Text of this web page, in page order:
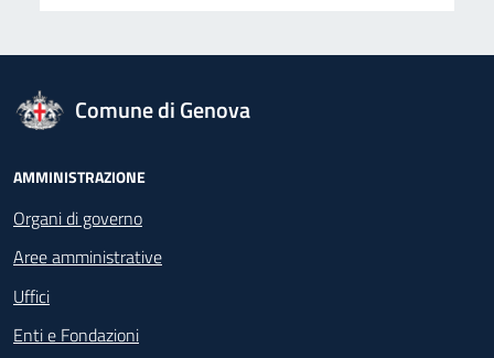
logo Unione Europea
Comune di Genova
Footer - Navigazione
AMMINISTRAZIONE
Organi di governo
Aree amministrative
Uffici
Enti e Fondazioni